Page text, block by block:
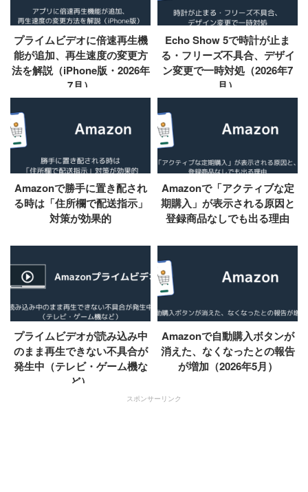
プライムビデオに倍速再生機
能が追加、再生速度の変更方
法を解説（iPhone版・2026年
7月）
Echo Show 5で時計が止ま
る・フリーズ不具合、デザイ
ン変更で一時対処（2026年7
月）
Amazonで勝手に置き配され
る時は「住所欄で配送指示」
対策が効果的
Amazonで「アクティブな定
期購入」が表示される原因と
登録商品なしでも出る理由
プライムビデオが読み込み中
のまま再生できない不具合が
発生中（テレビ・ゲーム機な
ど）
Amazonで自動購入ボタンが
消えた、なくなったとの報告
が増加（2026年5月）
スポンサーリンク